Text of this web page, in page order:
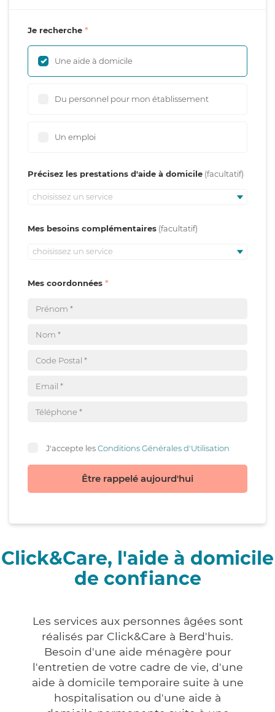
Je recherche
Une aide à domicile
Du personnel pour mon établissement
Un emploi
Précisez les prestations d'aide à domicile
choisissez un service
Mes besoins complémentaires
choisissez un service
Mes coordonnées
J'accepte lesConditions Générales d'Utilisation
Être rappelé aujourd'hui
Click&Care, l'aide à domicile
de confiance
Les services aux personnes âgées sont
réalisés par Click&Care à Berd'huis.
Besoin d'une aide ménagère pour
l'entretien de votre cadre de vie, d'une
aide à domicile temporaire suite à une
hospitalisation ou d'une aide à